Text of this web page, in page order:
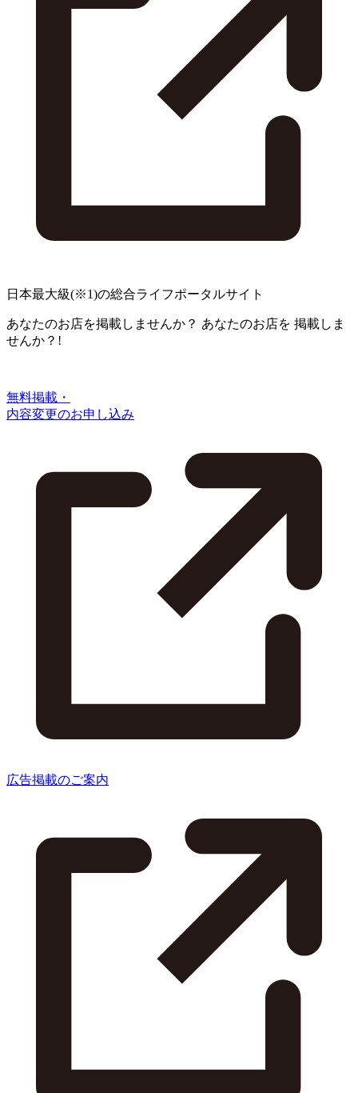
日本最大級(※1)の総合ライフポータルサイト
あなたのお店を掲載しませんか？ あなたのお店を 掲載しま
せんか？!
無料掲載・
内容変更のお申し込み
広告掲載のご案内